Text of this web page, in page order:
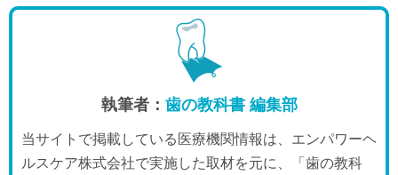
執筆者： 歯の教科書 編集部
当サイトで掲載している医療機関情報は、エンパワーヘ
ルスケア株式会社で実施した取材を元に、「歯の教科